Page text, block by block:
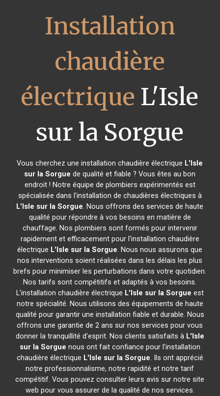
Installation
chaudière
électrique L'Isle
sur la Sorgue
Vous cherchez une installation chaudière électrique L'Isle
sur la Sorgue de qualité et fiable ? Vous êtes au bon
endroit ! Notre équipe de plombiers expérimentés est
spécialisée dans l'installation de chaudières électriques à
L'Isle sur la Sorgue. Nous offrons des services de haute
qualité pour répondre à vos besoins en matière de
chauffage. Nos plombiers sont formés pour intervenir
rapidement et efficacement pour l'installation chaudière
électrique L'Isle sur la Sorgue. Nous nous assurons que
nos interventions soient réalisées dans les délais les plus
brefs pour minimiser les perturbations dans votre quotidien.
Nos tarifs sont compétitifs et adaptés à vos besoins.
L'installation chaudière électrique L'Isle sur la Sorgue est
notre spécialité. Nous utilisons des équipements de haute
qualité pour garantir une installation fiable et durable. Nous
offrons une garantie de 2 ans sur nos services pour vous
donner la tranquillité d'esprit. Nos clients satisfaits à L'Isle
sur la Sorgue nous ont fait confiance pour l'installation
chaudière électrique L'Isle sur la Sorgue. Ils ont apprécié
notre professionnalisme, notre rapidité et notre tarif
compétitif. Vous pouvez consulter leurs avis sur notre site
web pour vous assurer de la qualité de nos services.